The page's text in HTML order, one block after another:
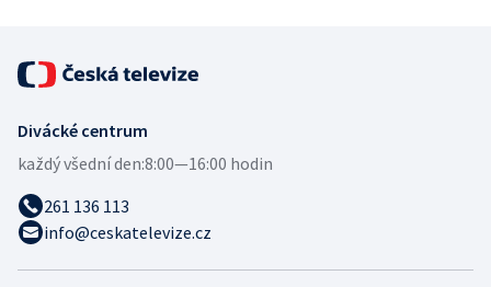
Divácké centrum
každý všední den:8:00—16:00 hodin
261 136 113
info@ceskatelevize.cz